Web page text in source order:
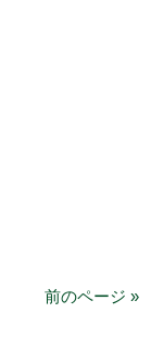
前のページ »